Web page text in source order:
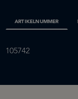
ARTIKELNUMMER
105742